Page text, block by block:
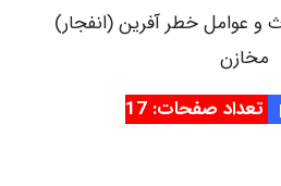
و عوامل خطر آفرین (انفجار)
مخازن
تعداد صفحات: 17